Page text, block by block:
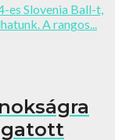
es Slovenia Ball-t,
A rangos...